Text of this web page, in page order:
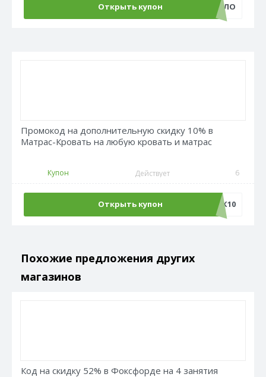
Открыть купон PROSON_ТЕПЛО
Промокод на дополнительную скидку 10% в
Матрас-Кровать на любую кровать и матрас
Купон Действует 6
Открыть купон ТМК10
Похожие предложения других
магазинов
Код на скидку 52% в Фоксфорде на 4 занятия